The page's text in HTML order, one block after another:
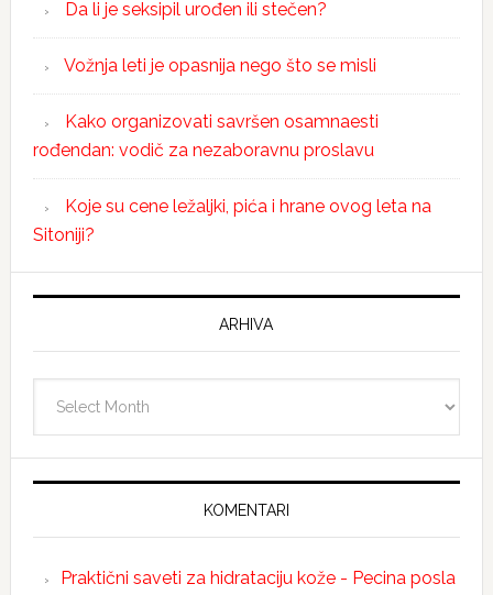
Da li je seksipil urođen ili stečen?
Vožnja leti je opasnija nego što se misli
Kako organizovati savršen osamnaesti
rođendan: vodič za nezaboravnu proslavu
Koje su cene ležaljki, pića i hrane ovog leta na
Sitoniji?
ARHIVA
KOMENTARI
Praktični saveti za hidrataciju kože - Pecina posla